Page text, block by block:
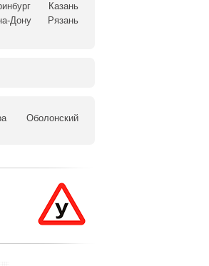
Казань
Дону
Рязань
Оболонский